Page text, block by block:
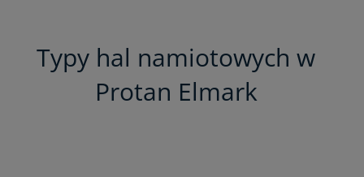
Typy hal namiotowych w
Protan Elmark